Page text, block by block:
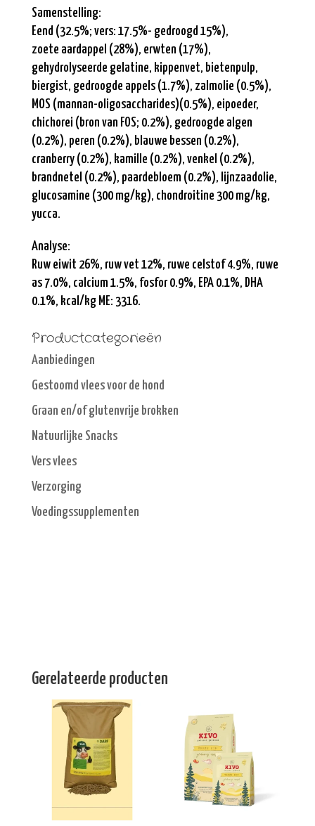
Samenstelling:
Eend (32.5%; vers: 17.5%- gedroogd 15%),
zoete aardappel (28%), erwten (17%),
gehydrolyseerde gelatine, kippenvet, bietenpulp,
biergist, gedroogde appels (1.7%), zalmolie (0.5%),
MOS (mannan-oligosaccharides)(0.5%), eipoeder,
chichorei (bron van FOS; 0.2%), gedroogde algen
(0.2%), peren (0.2%), blauwe bessen (0.2%),
cranberry (0.2%), kamille (0.2%), venkel (0.2%),
brandnetel (0.2%), paardebloem (0.2%), lijnzaadolie,
glucosamine (300 mg/kg), chondroitine 300 mg/kg,
yucca.
Analyse:
Ruw eiwit 26%, ruw vet 12%, ruwe celstof 4.9%, ruwe
as 7.0%, calcium 1.5%, fosfor 0.9%, EPA 0.1%, DHA
0.1%, kcal/kg ME: 3316.
Productcategorieën
Aanbiedingen
Gestoomd vlees voor de hond
Graan en/of glutenvrije brokken
Natuurlijke Snacks
Vers vlees
Verzorging
Voedingssupplementen
Gerelateerde producten